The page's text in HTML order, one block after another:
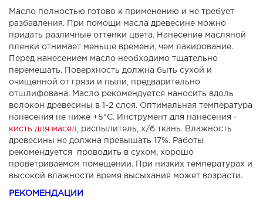
Масло полностью готово к применению и не требует
разбавления. При помощи масла древесине можно
придать различные оттенки цвета. Нанесение масляной
пленки отнимает меньше времени, чем лакирование.
Перед нанесением масло необходимо тщательно
перемешать. Поверхность должна быть сухой и
очищенной от грязи и пыли, предварительно
отшлифована. Масло рекомендуется наносить вдоль
волокон древесины в 1-2 слоя. Оптимальная температура
нанесения не ниже +5°С. Инструмент для нанесения -
кисть для масел
, распылитель, х/б ткань. Влажность
древесины не должна превышать 17%. Работы
рекомендуется проводить в сухом, хорошо
проветриваемом помещении. При низких температурах и
высокой влажности время высыхания может возрасти.
РЕКОМЕНДАЦИИ